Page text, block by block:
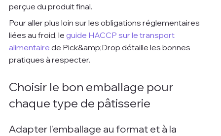
perçue du produit final.
Pour aller plus loin sur les obligations réglementaires
liées au froid, le guide HACCP sur le transport
alimentaire de Pick&amp;Drop détaille les bonnes
pratiques à respecter.
Choisir le bon emballage pour
chaque type de pâtisserie
Adapter l'emballage au format et à la